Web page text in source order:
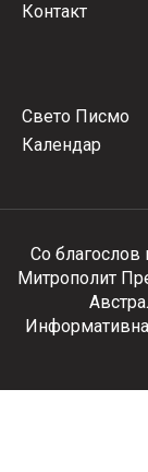
Контакт
Свето Писмо
Календар
Со благослов
Митрополит